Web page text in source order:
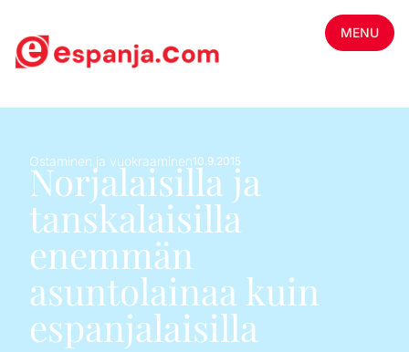
MENU
Ostaminen ja vuokraaminen10.9.2015
Norjalaisilla ja
tanskalaisilla
enemmän
asuntolainaa kuin
espanjalaisilla